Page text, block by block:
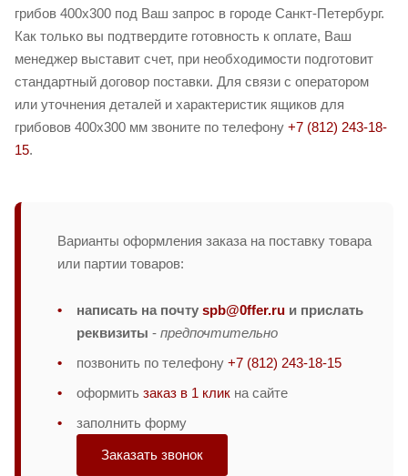
грибов 400х300 под Ваш запрос в городе Санкт-Петербург.
Как только вы подтвердите готовность к оплате, Ваш
менеджер выставит счет, при необходимости подготовит
стандартный договор поставки. Для связи с оператором
или уточнения деталей и характеристик ящиков для
грибовов 400х300 мм звоните по телефону +7 (812) 243-18-
15.
Варианты оформления заказа на поставку товара
или партии товаров:
написать на почту spb@0ffer.ru и прислать
реквизиты - предпочтительно
позвонить по телефону +7 (812) 243-18-15
оформить заказ в 1 клик на сайте
заполнить форму
Заказать звонок